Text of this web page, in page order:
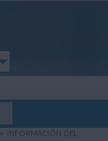
> INFORMACIÓN DEL